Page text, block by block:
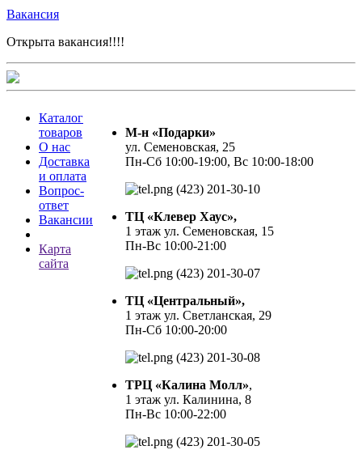
Вакансия
Открыта вакансия!!!!
Каталог
товаров
О нас
Доставка
и оплата
Вопрос-
ответ
Вакансии
Карта
сайта
М-н «Подарки»
ул. Семеновская, 25
Пн-Сб 10:00-19:00, Вс 10:00-18:00
(423) 201-30-10
ТЦ «Клевер Хаус»,
1 этаж ул. Семеновская, 15
Пн-Вс 10:00-21:00
(423) 201-30-07
ТЦ «Центральный»,
1 этаж ул. Светланская, 29
Пн-Сб 10:00-20:00
(423) 201-30-08
ТРЦ «Калина Молл»,
1 этаж ул. Калинина, 8
Пн-Вс 10:00-22:00
(423) 201-30-05